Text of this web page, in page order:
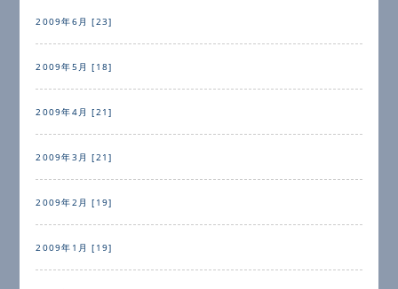
2009年6月 [23]
2009年5月 [18]
2009年4月 [21]
2009年3月 [21]
2009年2月 [19]
2009年1月 [19]